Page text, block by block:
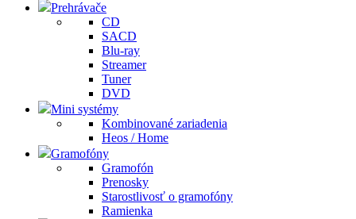
Prehrávače
CD
SACD
Blu-ray
Streamer
Tuner
DVD
Mini systémy
Kombinované zariadenia
Heos / Home
Gramofóny
Gramofón
Prenosky
Starostlivosť o gramofóny
Ramienka